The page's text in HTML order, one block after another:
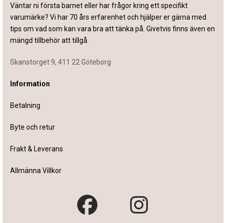
Väntar ni första barnet eller har frågor kring ett specifikt
varumärke? Vi har 70 års erfarenhet och hjälper er gärna med
tips om vad som kan vara bra att tänka på. Givetvis finns även en
mängd tillbehör att tillgå.
Skanstorget 9, 411 22 Göteborg
Information
Betalning
Byte och retur
Frakt & Leverans
Allmänna Villkor